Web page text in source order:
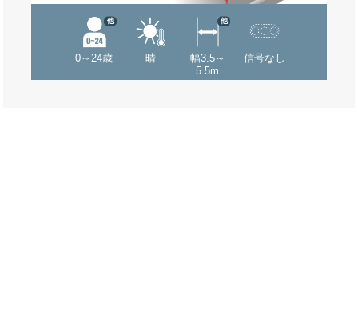
0～24歳
他
晴
幅3.5～
5.5m
他
信号なし